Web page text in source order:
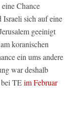
Chance
Israeli sich auf eine
geeinigt
koranischen
ein ums andere
war deshalb
TEim Februar